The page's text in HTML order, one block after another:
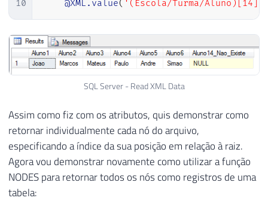
10 @XML.value( '(Escola/Turma/Aluno)[14]'
SQL Server - Read XML Data
Assim como fiz com os atributos, quis demonstrar como
retornar individualmente cada nó do arquivo,
especificando a índice da sua posição em relação à raiz.
Agora vou demonstrar novamente como utilizar a função
NODES para retornar todos os nós como registros de uma
tabela: